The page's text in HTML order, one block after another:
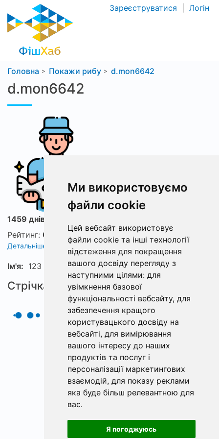
Ми використовуємо
файли cookie
Цей вебсайт використовує
файли cookie та інші технології
відстеження для покращення
вашого досвіду перегляду з
наступними цілями: для
увімкнення базової
функціональності вебсайту, для
забезпечення кращого
користувацького досвіду на
вебсайті, для вимірювання
вашого інтересу до наших
продуктів та послуг і
персоналізації маркетингових
взаємодій, для показу реклами
яка буде більш релевантною для
вас.
Я погоджуюсь
Зареєструватися Логін
Головна Покажи рибу d.mon6642
d.mon6642
1459 днів з ФішХаб
Рейтинг: 0
Детальніше про рейтинг
Ім'я: 123
Стрічка